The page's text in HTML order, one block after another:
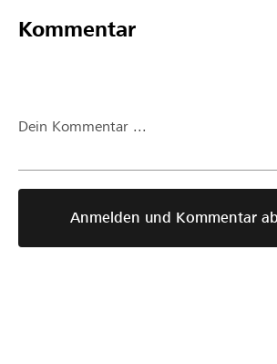
Kommentar
Dein Kommentar ...
Anmelden und Kommentar